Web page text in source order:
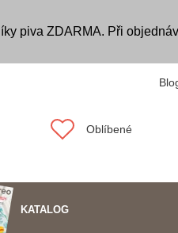
piva ZDARMA. Při
Oblíbené
KATALOG